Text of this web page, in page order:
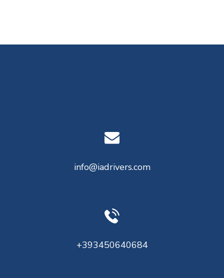
info@iadrivers.com
+393450640684